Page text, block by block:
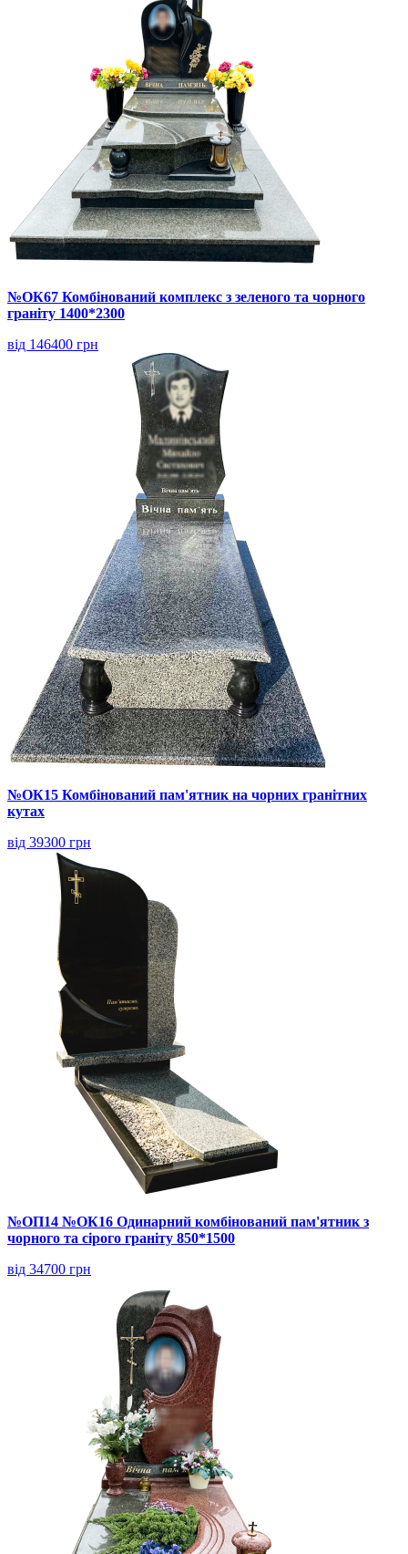
№ОК67 Комбінований комплекс з зеленого та чорного
граніту 1400*2300
від 146400 грн
№ОК15 Комбінований пам'ятник на чорних гранітних
кутах
від 39300 грн
№ОП14 №ОК16 Одинарний комбінований пам'ятник з
чорного та сірого граніту 850*1500
від 34700 грн